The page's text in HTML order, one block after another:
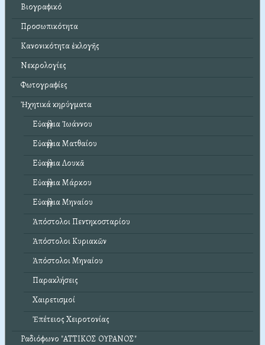
Βιογραφικό
Προσωπικότητα
Κανονικότητα ἐκλογῆς
Νεκρολογίες
Φωτογραφίες
Ἠχητικά κηρύγματα
Εὐαγγέλια Ἰωάννου
Εὐαγγέλια Ματθαίου
Εὐαγγέλια Λουκᾶ
Εὐαγγέλια Μάρκου
Εὐαγγέλια Μηναίου
Ἀπόστολοι Πεντηκοσταρίου
Ἀπόστολοι Κυριακῶν
Ἀπόστολοι Μηναίου
Παρακλήσεις
Χαιρετισμοί
Ἐπέτειος Χειροτονίας
Ραδιόφωνο "ΑΤΤΙΚΟΣ ΟΥΡΑΝΟΣ"